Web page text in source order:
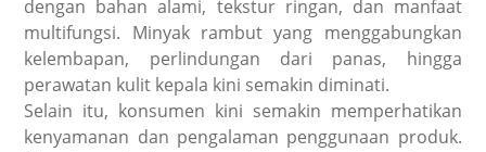
dengan bahan alami, tekstur ringan, dan manfaat
multifungsi. Minyak rambut yang menggabungkan
kelembapan, perlindungan dari panas, hingga
perawatan kulit kepala kini semakin diminati.
Selain itu, konsumen kini semakin memperhatikan
kenyamanan dan pengalaman penggunaan produk.